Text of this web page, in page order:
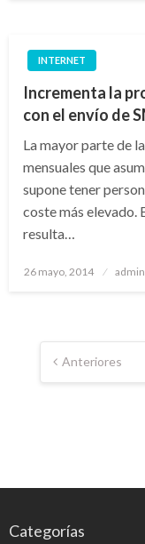
INTERNET
Incrementa la
con el envío de
La mayor parte de
mensuales que
supone tener
coste más elevado.
resulta…
Publicado
26 mayo, 2014 admin
Paginación
de
entradas
Anteriores
Categorías